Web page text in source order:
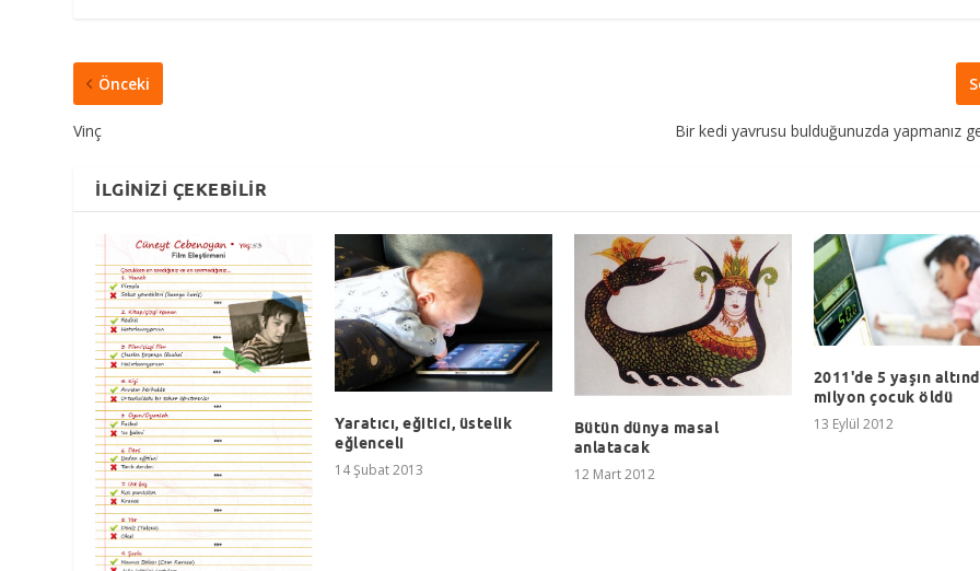
Önceki
Vinç Bir kedi yavrusu bulduğunuzda yapmanız
İLGINIZI ÇEKEBILIR
Yaratıcı, eğitici, üstelik
eğlenceli
14 Şubat 2013
Bütün dünya masal
anlatacak
12 Mart 2012
2011'de 5 yaşın
milyon çocuk öldü
13 Eylül 2012